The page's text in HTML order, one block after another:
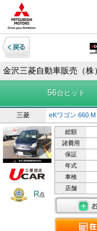
金沢三菱自動車販売（
56台ヒット
三菱 eKワゴン 660
R点
総額
諸費用
保証
年式
車検
店舗